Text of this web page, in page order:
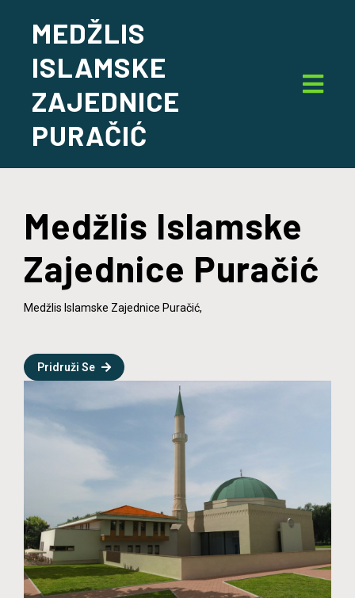
MEDŽLIS
ISLAMSKE
ZAJEDNICE
PURAČIĆ
Medžlis Islamske
Zajednice Puračić
Medžlis Islamske Zajednice Puračić,
Pridruži Se